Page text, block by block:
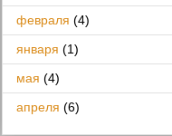
февраля (4)
января (1)
мая (4)
апреля (6)